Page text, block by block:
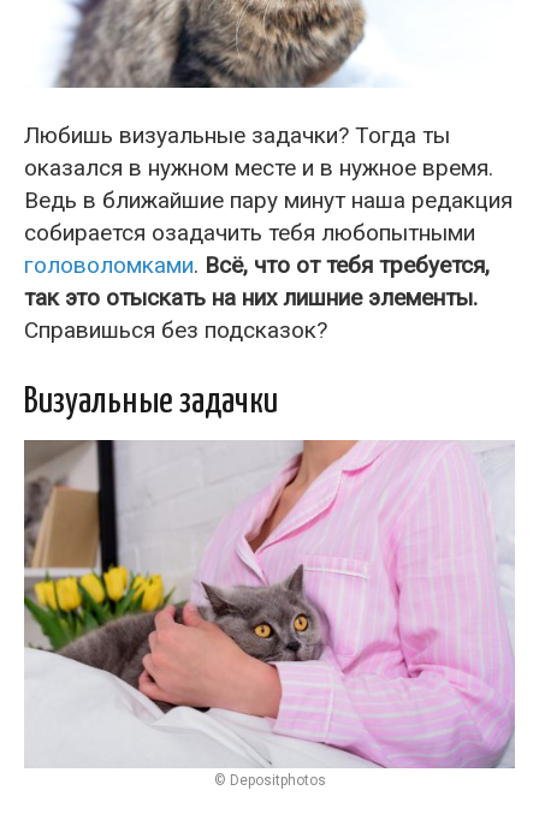
Любишь визуальные задачки? Тогда ты
оказался в нужном месте и в нужное время.
Ведь в ближайшие пару минут наша редакция
собирается озадачить тебя любопытными
головоломками. Всё, что от тебя требуется,
так это отыскать на них лишние элементы.
Справишься без подсказок?
Визуальные задачки
© Depositphotos